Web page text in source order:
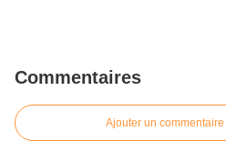
Commentaires
Ajouter un commentaire